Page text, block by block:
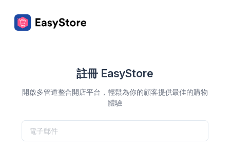
註冊 EasyStore
開啟多管道整合開店平台，輕鬆為你的顧客提供最佳的購物
體驗